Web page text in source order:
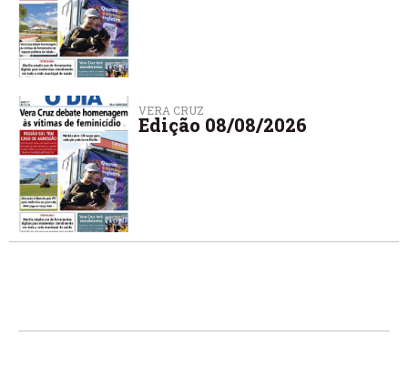
VERA CRUZ
Edição 08/08/2026